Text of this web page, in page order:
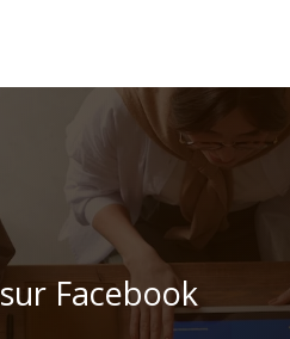
Facebook